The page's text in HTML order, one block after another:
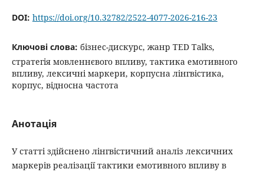
DOI: https://doi.org/10.32782/2522-4077-2026-216-23
Ключові слова: бізнес-дискурс, жанр TED Talks,
стратегія мовленнєвого впливу, тактика емотивного
впливу, лексичні маркери, корпусна лінгвістика,
корпус, відносна частота
Анотація
У статті здійснено лінгвістичний аналіз лексичних
маркерів реалізації тактики емотивного впливу в